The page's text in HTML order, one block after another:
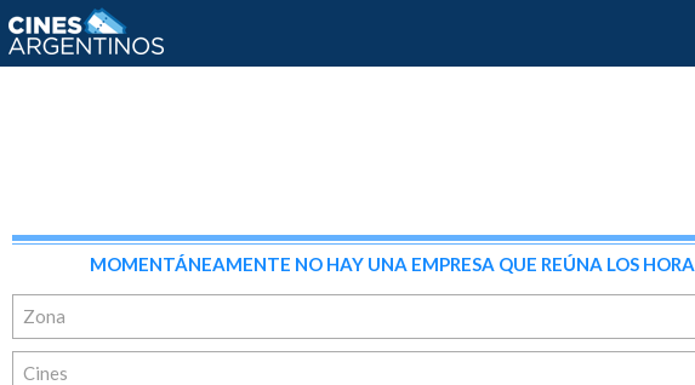
MOMENTÁNEAMENTE NO HAY UNA EMPRESA QUE REÚNA LOS
Zona
Cines